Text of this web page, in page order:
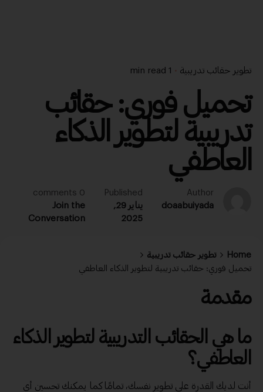
تطوير حقائب تدريبية 1 min read
تحميل فوري: حقائب
تدريبية لتطوير الذكاء
العاطفي
Author
doaabuiyada
Published
يناير 29,
2025
0 comments
Join the
Conversation
Home
تطوير حقائب تدريبية
تحميل فوري: حقائب تدريبية لتطوير الذكاء العاطفي
مقدمة
ما هي الحقائب التدريبية لتطوير الذكاء
العاطفي؟
أنت لديك القدرة على تطوير نفسك، تمامًا كما يمكنك تحسين أي